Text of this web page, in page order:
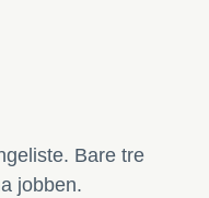
Bare tre
jobben.